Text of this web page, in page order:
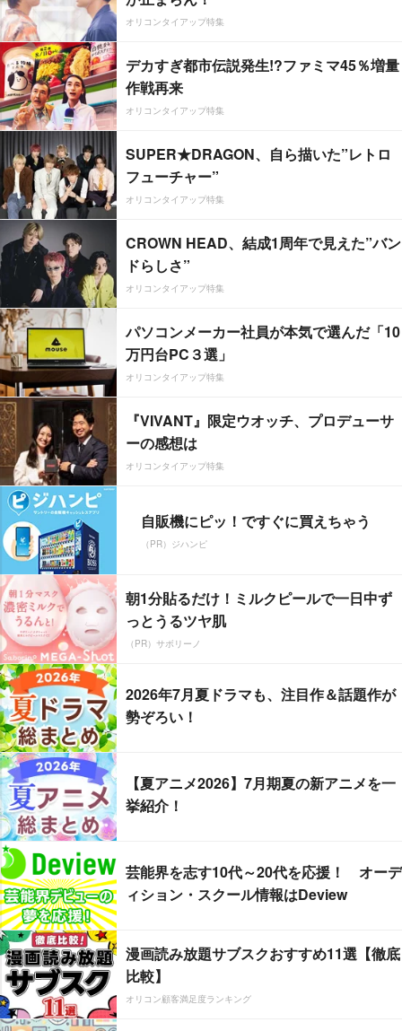
オリコンタイアップ特集
デカすぎ都市伝説発生!?ファミマ45％増量
作戦再来
オリコンタイアップ特集
SUPER★DRAGON、自ら描いた”レトロ
フューチャー”
オリコンタイアップ特集
CROWN HEAD、結成1周年で見えた”バン
ドらしさ”
オリコンタイアップ特集
パソコンメーカー社員が本気で選んだ「10
万円台PC３選」
オリコンタイアップ特集
『VIVANT』限定ウオッチ、プロデューサ
ーの感想は
オリコンタイアップ特集
自販機にピッ！ですぐに買えちゃう
（PR）ジハンピ
朝1分貼るだけ！ミルクピールで一日中ず
っとうるツヤ肌
（PR）サボリーノ
2026年7月夏ドラマも、注目作＆話題作が
勢ぞろい！
【夏アニメ2026】7月期夏の新アニメを一
挙紹介！
芸能界を志す10代～20代を応援！ オーデ
ィション・スクール情報はDeview
漫画読み放題サブスクおすすめ11選【徹底
比較】
オリコン顧客満足度ランキング